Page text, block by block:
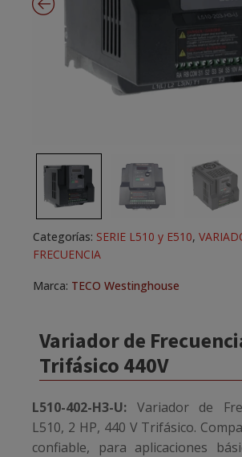
Variador de
Trifásico 440V
L510-402-H3-U: Variador de
L510, 2 HP, 440 V Trifásico.
confiable, para aplicaciones
Categorías: SERIE L510 y E510,
FRECUENCIA
Marca: TECO Westinghouse